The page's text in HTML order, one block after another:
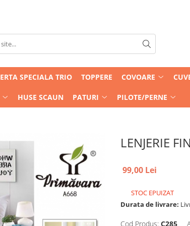
SPECIALA TRIO TOPPERE COVOARE
HUSE SCAUN PATURI PILOTE/PERNE
LENJERIE
99,00 Lei
STOC EPUIZAT
Durata de livrare:
Cod Produs: C285